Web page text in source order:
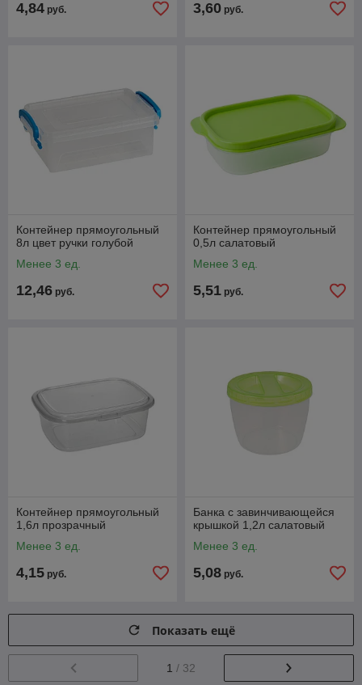
4,84 руб. 3,60 руб.
Контейнер прямоугольный
8л цвет ручки голубой
Менее 3 ед.
12,46 руб.
Контейнер прямоугольный
0,5л салатовый
Менее 3 ед.
5,51 руб.
Контейнер прямоугольный
1,6л прозрачный
Менее 3 ед.
4,15 руб.
Банка с завинчивающейся
крышкой 1,2л салатовый
Менее 3 ед.
5,08 руб.
Показать ещё
1 / 32